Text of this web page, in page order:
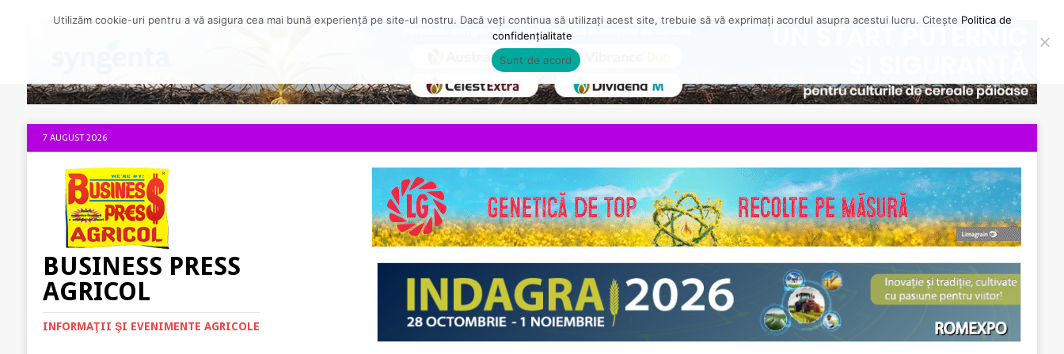
7 AUGUST 2026
BUSINESS PRESS
AGRICOL
INFORMAŢII ŞI EVENIMENTE AGRICOLE
Utilizăm cookie-uri pentru a vă asigura cea mai bună experiență pe site-ul nostru. Dacă veți continua să utilizați acest site, trebuie să vă exprimați acordul asupra acestui lucru. Citește Politica de
confidențialitate
Sunt de acord